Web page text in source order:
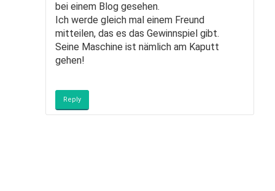
bei einem Blog gesehen.
Ich werde gleich mal einem Freund
mitteilen, das es das Gewinnspiel gibt.
Seine Maschine ist nämlich am Kaputt
gehen!
Reply